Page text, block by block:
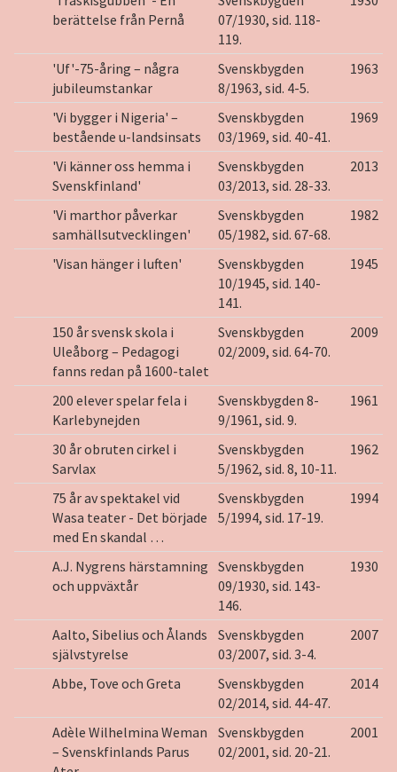
berättelse från Pernå
07/1930, sid. 118-
119.
'Uf'-75-åring – några
jubileumstankar
Svenskbygden
8/1963, sid. 4-5.
1963
'Vi bygger i Nigeria' –
bestående u-landsinsats
Svenskbygden
03/1969, sid. 40-41.
1969
'Vi känner oss hemma i
Svenskfinland'
Svenskbygden
03/2013, sid. 28-33.
2013
'Vi marthor påverkar
samhällsutvecklingen'
Svenskbygden
05/1982, sid. 67-68.
1982
'Visan hänger i luften'
Svenskbygden
10/1945, sid. 140-
141.
1945
150 år svensk skola i
Uleåborg – Pedagogi
fanns redan på 1600-talet
Svenskbygden
02/2009, sid. 64-70.
2009
200 elever spelar fela i
Karlebynejden
Svenskbygden 8-
9/1961, sid. 9.
1961
30 år obruten cirkel i
Sarvlax
Svenskbygden
5/1962, sid. 8, 10-11.
1962
75 år av spektakel vid
Wasa teater - Det började
med En skandal …
Svenskbygden
5/1994, sid. 17-19.
1994
A.J. Nygrens härstamning
och uppväxtår
Svenskbygden
09/1930, sid. 143-
146.
1930
Aalto, Sibelius och Ålands
självstyrelse
Svenskbygden
03/2007, sid. 3-4.
2007
Abbe, Tove och Greta
Svenskbygden
02/2014, sid. 44-47.
2014
Adèle Wilhelmina Weman
– Svenskfinlands Parus
Svenskbygden
02/2001, sid. 20-21.
2001